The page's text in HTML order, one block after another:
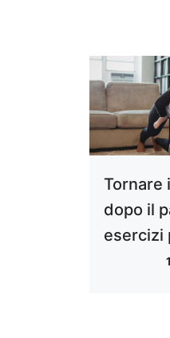
Tornare
dopo il
esercizi